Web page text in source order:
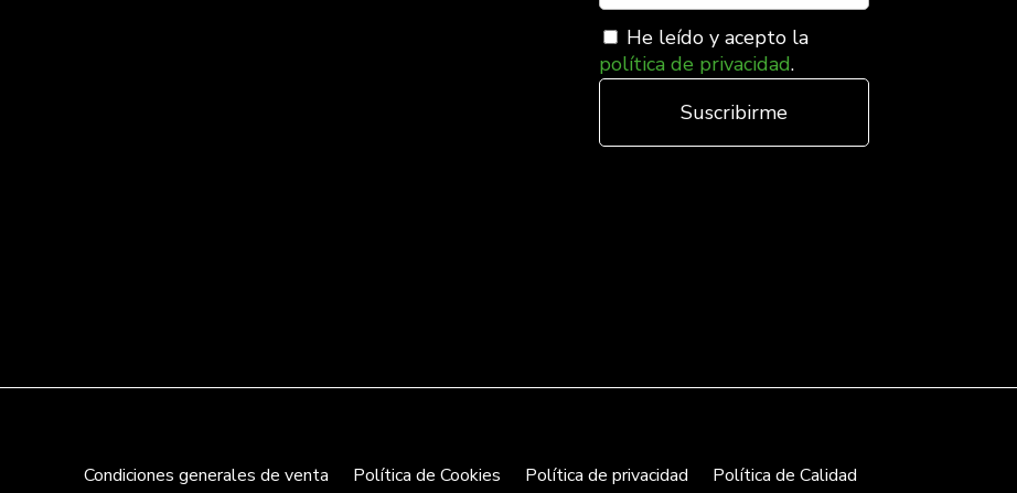
He leído y acepto la
política de privacidad.
Condiciones generales de venta Política de Cookies Política de privacidad Política de Calidad